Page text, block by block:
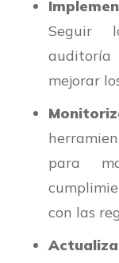
Seguir
mejorar
para
con las